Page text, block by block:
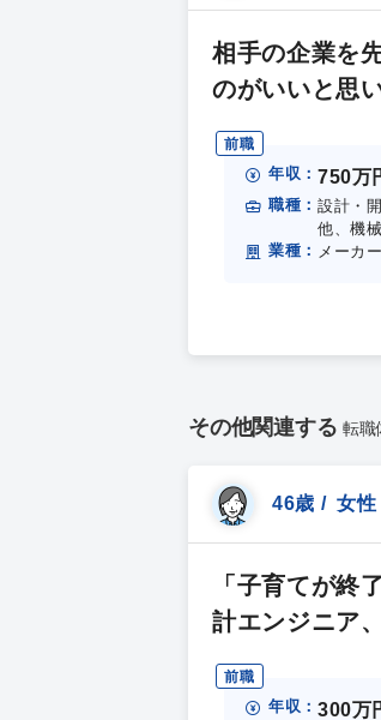
相手の企業を
のがいいと思
前職
年収： 750万
職種： 設計・
他、機
業種： メーカ
その他関連する 転職
46歳 / 女性
「子育てが終
計エンジニア
前職
年収： 300万